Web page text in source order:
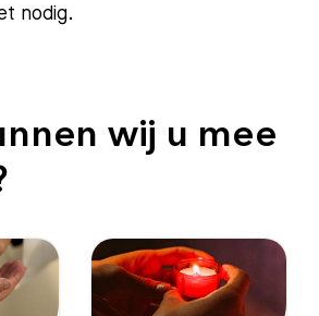
nodig.
wij u mee